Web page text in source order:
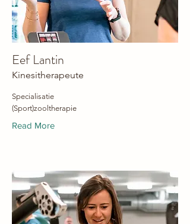
Eef Lantin
Kinesitherapeute
Specialisatie
(Sport)zooltherapie
Read More